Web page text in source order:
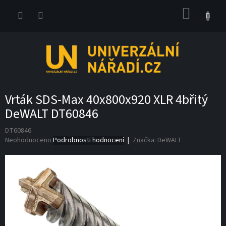
Vrták SDS-Max 40x800x920 XLR 4břitý
DeWALT DT60846
DT60846
Průměrné
hvězdiček.
Neohodnoceno Podrobnosti hodnocení Značka: DeWALT